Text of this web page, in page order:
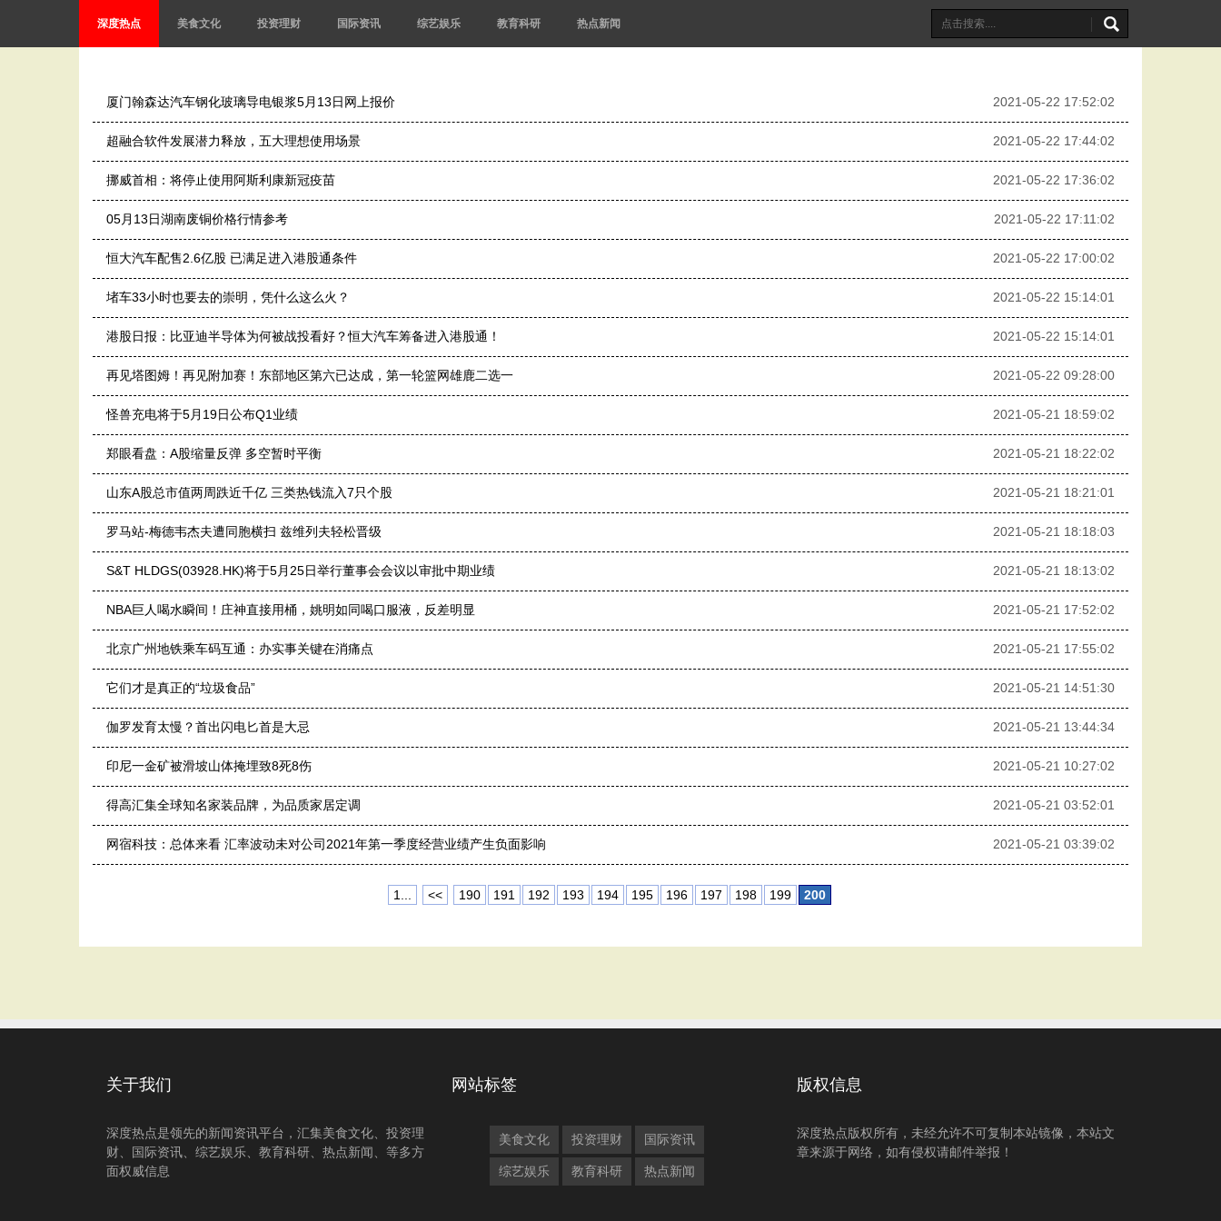
深度热点 美食文化 投资理财 国际资讯 综艺娱乐 教育科研 热点新闻
厦门翰森达汽车钢化玻璃导电银浆5月13日网上报价 2021-05-22 17:52:02
超融合软件发展潜力释放，五大理想使用场景 2021-05-22 17:44:02
挪威首相：将停止使用阿斯利康新冠疫苗 2021-05-22 17:36:02
05月13日湖南废铜价格行情参考 2021-05-22 17:11:02
恒大汽车配售2.6亿股 已满足进入港股通条件 2021-05-22 17:00:02
堵车33小时也要去的崇明，凭什么这么火？ 2021-05-22 15:14:01
港股日报：比亚迪半导体为何被战投看好？恒大汽车筹备进入港股通！ 2021-05-22 15:14:01
再见塔图姆！再见附加赛！东部地区第六已达成，第一轮篮网雄鹿二选一 2021-05-22 09:28:00
怪兽充电将于5月19日公布Q1业绩 2021-05-21 18:59:02
郑眼看盘：A股缩量反弹 多空暂时平衡 2021-05-21 18:22:02
山东A股总市值两周跌近千亿 三类热钱流入7只个股 2021-05-21 18:21:01
罗马站-梅德韦杰夫遭同胞横扫 兹维列夫轻松晋级 2021-05-21 18:18:03
S&T HLDGS(03928.HK)将于5月25日举行董事会会议以审批中期业绩 2021-05-21 18:13:02
NBA巨人喝水瞬间！庄神直接用桶，姚明如同喝口服液，反差明显 2021-05-21 17:52:02
北京广州地铁乘车码互通：办实事关键在消痛点 2021-05-21 17:55:02
它们才是真正的“垃圾食品” 2021-05-21 14:51:30
伽罗发育太慢？首出闪电匕首是大忌 2021-05-21 13:44:34
印尼一金矿被滑坡山体掩埋致8死8伤 2021-05-21 10:27:02
得高汇集全球知名家装品牌，为品质家居定调 2021-05-21 03:52:01
网宿科技：总体来看 汇率波动未对公司2021年第一季度经营业绩产生负面影响 2021-05-21 03:39:02
1... << 190 191 192 193 194 195 196 197 198 199 200
关于我们
深度热点是领先的新闻资讯平台，汇集美食文化、投资理
财、国际资讯、综艺娱乐、教育科研、热点新闻、等多方
面权威信息
网站标签
美食文化 投资理财 国际资讯
综艺娱乐 教育科研 热点新闻
版权信息
深度热点版权所有，未经允许不可复制本站镜像，本站文
章来源于网络，如有侵权请邮件举报！